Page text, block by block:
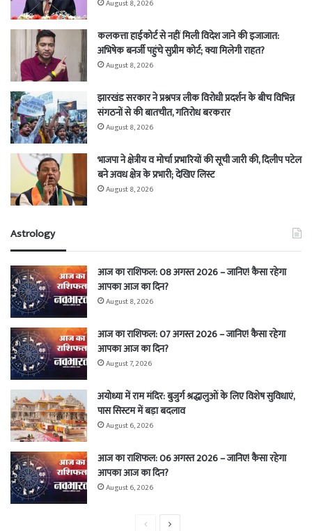
August 8, 2026
कलकत्ता हाईकोर्ट से नहीं मिली विदेश जाने की इजाजात:
अभिषेक बनर्जी पहुंचे सुप्रीम कोर्ट; क्या मिलेगी राहत?
August 8, 2026
झारखंड सरकार ने प्रश्नपत्र लीक विरोधी प्रदर्शन के बीच विभिन्न
संगठनों से की बातचीत, गतिरोध बरकरार
August 8, 2026
भाजपा ने क्षेत्रीय व मोर्चा प्रभारियों की सूची जारी की, दिलीप पटेल
बने अवध क्षेत्र के प्रभारी; देखिए लिस्ट
August 8, 2026
Astrology
आज का राशिफल: 08 अगस्त 2026 – जानिए! कैसा रहेगा
आपका आज का दिन?
August 8, 2026
आज का राशिफल: 07 अगस्त 2026 – जानिए! कैसा रहेगा
आपका आज का दिन?
August 7, 2026
अयोध्या में राम मंदिर: बुजुर्ग श्रद्धालुओं के लिए विशेष सुविधाएं,
पास सिस्टम में बड़ा बदलाव
August 6, 2026
आज का राशिफल: 06 अगस्त 2026 – जानिए! कैसा रहेगा
आपका आज का दिन?
August 6, 2026
PreviousNext